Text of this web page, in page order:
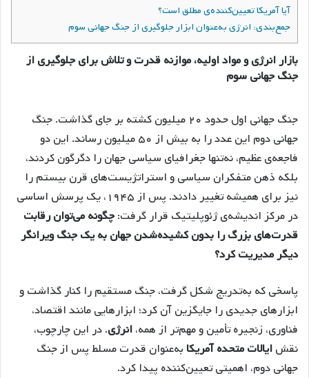
آیا آمریکا تعیین‌کننده‌ی مطلق است؟
جمع‌بندی: انرژی به‌عنوان ابزار جلوگیری از جنگ جهانی سوم
بازار انرژی و مواد اولیه، موازنه قدرت و تلاش برای جلوگیری از
جنگ جهانی سوم
جنگ جهانی اول حدود ۲۰ میلیون کشته بر جای گذاشت. جنگ
جهانی دوم این عدد را به بیش از ۵۰ میلیون رساند. این دو
فاجعه‌ی عظیم، نه‌تنها جغرافیای سیاسی جهان را دگرگون کردند،
بلکه ذهن متفکران سیاسی و استراتژیست‌های قرن بیستم را
نیز برای همیشه تغییر دادند. پس از ۱۹۴۵، یک پرسش اساسی
در مرکز اندیشه‌ی ژئوپلیتیک قرار گرفت:چگونه می‌توان رقابت
قدرت‌های بزرگ را بدون کشیده‌شدن جهان به یک جنگ ویرانگر
دیگر مدیریت کرد؟
پاسخی که به‌تدریج شکل گرفت، جنگ مستقیم را کنار گذاشت و
ابزارهای جدیدی را جایگزین آن کرد؛ ابزارهایی مانند اقتصاد،
فناوری، زنجیره تأمین و مهم‌تر از همه،انرژی. در این چارچوب،
نقشایالات متحده آمریکا به‌عنوان قدرت مسلط پس از جنگ
جهانی دوم، اهمیتی تعیین‌کننده پیدا کرد.